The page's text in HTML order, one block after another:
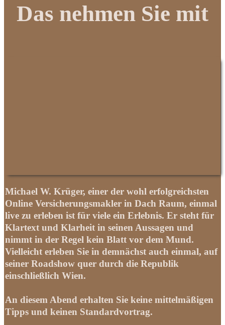
Das nehmen Sie mit
Michael W. Krüger, einer der wohl erfolgreichsten
Online Versicherungsmakler in Dach Raum, einmal
live zu erleben ist für viele ein Erlebnis. Er steht für
Klartext und Klarheit in seinen Aussagen und
nimmt in der Regel kein Blatt vor dem Mund.
Vielleicht erleben Sie in demnächst auch einmal, auf
seiner Roadshow quer durch die Republik
einschließlich Wien.
An diesem Abend erhalten Sie keine mittelmäßigen
Tipps und keinen Standardvortrag.